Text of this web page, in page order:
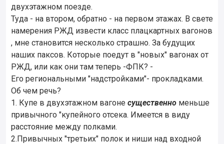
двухэтажном поезде.
Туда - на втором, обратно - на первом этажах. В свете
намерения РЖД извести класс плацкартных вагонов
, мне становится несколько страшно. За будущих
наших паксов. Которые поедут в "новых" вагонах от
РЖД, или как они там теперь -ФПК? -
Его региональными "надстройками"- прокладками.
Об чем речь?
1. Купе в двухэтажном вагоне существенно меньше
привычного "купейного отсека. Имеется в виду
расстояние между полками.
2.Привычных "третьих" полок и ниши над входной